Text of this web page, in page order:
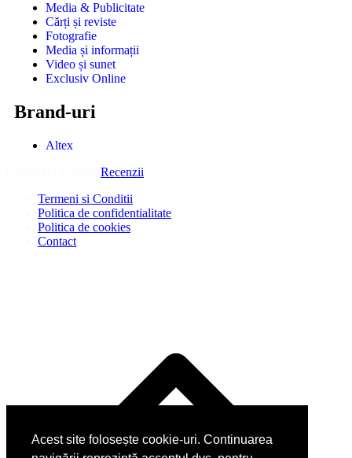
Acest site folosește cookie-uri. Continuarea
Media & Publicitate
Cărți și reviste
Fotografie
Media și informații
Video și sunet
Exclusiv Online
Brand-uri
Altex
Recenzii
Termeni si Conditii
Politica de confidentialitate
Politica de cookies
Contact